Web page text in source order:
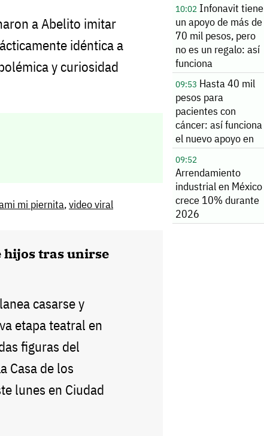
a Abelito imitar
idéntica a
y curiosidad
mi piernita,video viral
hijos tras unirse
casarse y
etapa teatral en
figuras del
Casa de los
lunes en Ciudad
10:02 Infonavit tiene
un apoyo de más de
70 mil pesos, pero
no es un regalo: así
funciona
09:53 Hasta 40 mil
pesos para
pacientes con
cáncer: así funciona
el nuevo apoyo en
Jalisco
09:52
Arrendamiento
industrial en México
crece 10% durante
2026